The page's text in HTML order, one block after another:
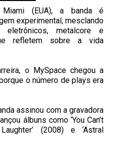
(EUA), a banda é
experimental, mesclando
eletrônicos, metalcore e
refletem sobre a vida
o MySpace chegou a
o número de plays era
assinou com a gravadora
álbuns como ‘You Can’t
(2008) e ‘Astral